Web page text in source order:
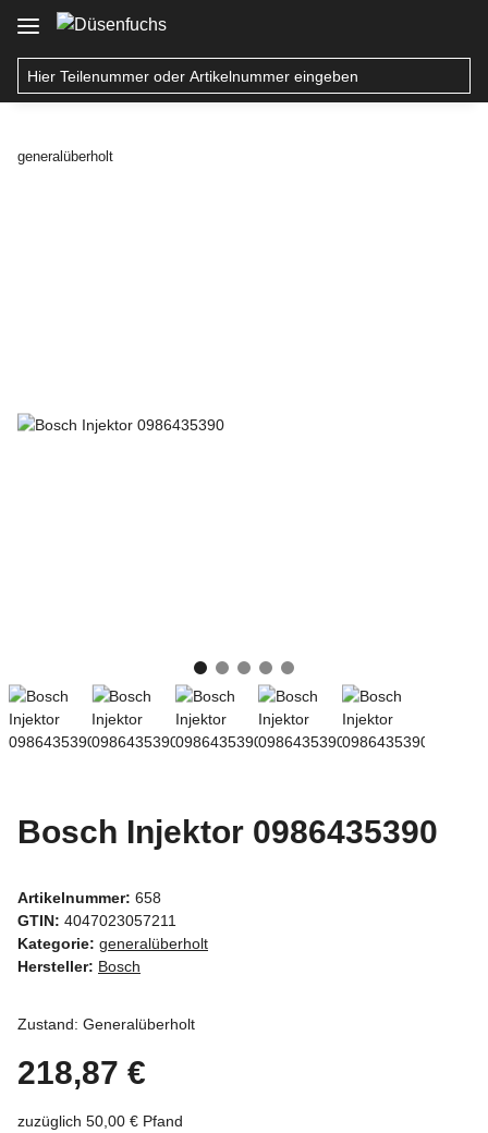
generalüberholt
Bosch Injektor 0986435390
Artikelnummer: 658
GTIN: 4047023057211
Kategorie: generalüberholt
Hersteller: Bosch
Zustand: Generalüberholt
218,87 €
zuzüglich 50,00 € Pfand